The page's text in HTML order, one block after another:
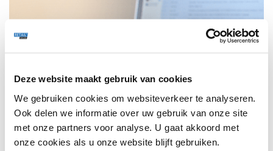
Deze website maakt gebruik van cookies
We gebruiken cookies om websiteverkeer te analyseren.
Ook delen we informatie over uw gebruik van onze site
met onze partners voor analyse. U gaat akkoord met
onze cookies als u onze website blijft gebruiken.
EVY RUERS 14 JANUARI 2021 530